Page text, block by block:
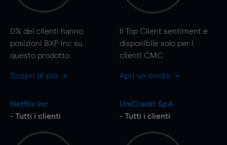
0% dei clienti hanno
posizioni BXP Inc su
questo prodotto
Scopri di più
Il Top Client sentiment è
disponibile solo per i
clienti CMC
Apri un conto
Netflix Inc
- Tutti i clienti
UniCredit SpA
- Tutti i clienti